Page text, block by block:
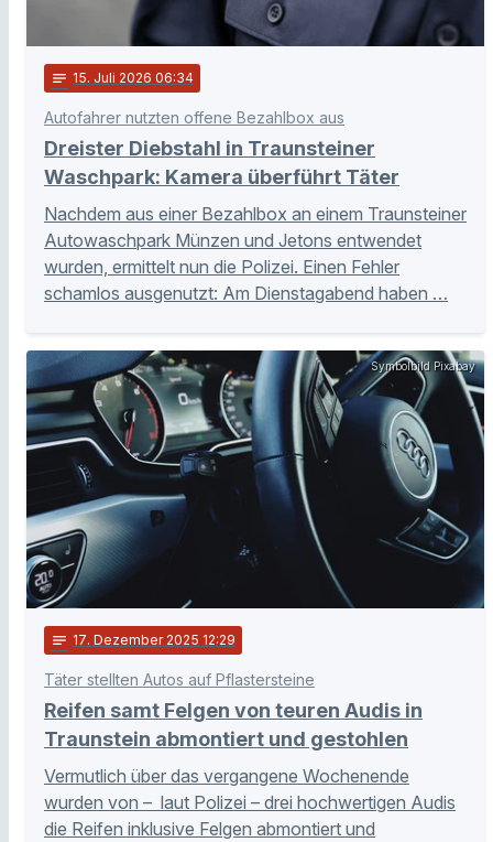
notes 15. Juli 2026 06:34
Autofahrer nutzten offene Bezahlbox aus
Dreister Diebstahl in Traunsteiner
Waschpark: Kamera überführt Täter
Nachdem aus einer Bezahlbox an einem Traunsteiner
Autowaschpark Münzen und Jetons entwendet
wurden, ermittelt nun die Polizei. Einen Fehler
schamlos ausgenutzt: Am Dienstagabend haben …
Symbolbild Pixabay
notes 17. Dezember 2025 12:29
Täter stellten Autos auf Pflastersteine
Reifen samt Felgen von teuren Audis in
Traunstein abmontiert und gestohlen
Vermutlich über das vergangene Wochenende
wurden von – laut Polizei – drei hochwertigen Audis
die Reifen inklusive Felgen abmontiert und